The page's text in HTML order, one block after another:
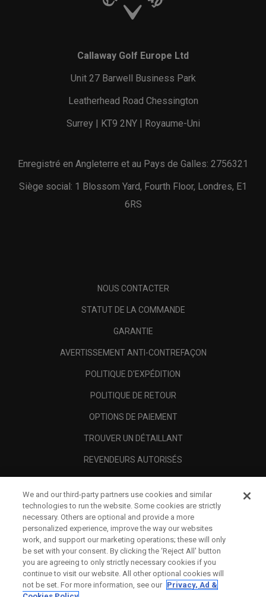
Callaway Golf Europe Ltd
Unit 27 Barwell Business Park
Leatherhead Road Chessington
Surrey | KT9 2NY | Royaume-Uni
Enregistré en Angleterre et au Pays de Galles: 2756321
Siège social: 1 Blossom Yard, Fourth Floor, Londres, E1
6RS
NOUS CONTACTER
STATUT DE LA COMMANDE
GARANTIE
AVERTISSEMENT ANTI-CONTREFAÇON
POLITIQUE D'EXPÉDITION
POLITIQUE DE RETOUR
OPTIONS DE PAIEMENT
TROUVER UN DÉTAILLANT
REVENDEURS AUTORISÉS
A PROPOS
MENTIONS LÉGALES
We and our third-party partners use cookies and similar
technologies to run the website. Some cookies are strictly
necessary. Others are optional and provide a more
personalized experience, improve the way our websites
work, and support our marketing operations; these will only
be set with your consent. By clicking the ‘Reject All' button
you are agreeing to only strictly necessary cookies if you
continue to visit our website. All other optional cookies will
not be set. For more information, see our Privacy, Ad &